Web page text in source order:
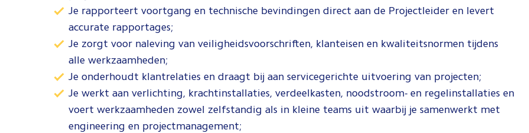
Je rapporteert voortgang en technische bevindingen direct aan de Projectleider en levert
accurate rapportages;
Je zorgt voor naleving van veiligheidsvoorschriften, klanteisen en kwaliteitsnormen tijdens
alle werkzaamheden;
Je onderhoudt klantrelaties en draagt bij aan servicegerichte uitvoering van projecten;
Je werkt aan verlichting, krachtinstallaties, verdeelkasten, noodstroom- en regelinstallaties en
voert werkzaamheden zowel zelfstandig als in kleine teams uit waarbij je samenwerkt met
engineering en projectmanagement;